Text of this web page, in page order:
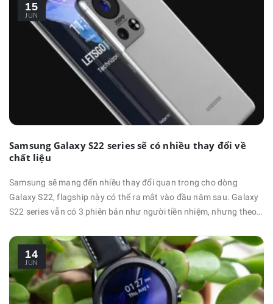
15
JUN
Samsung Galaxy S22 series sẽ có nhiều thay đổi về
chất liệu
Samsung sẽ mang đến nhiều thay đổi quan trong cho dòng
Galaxy S22, flagship này có thể ra mắt vào đầu năm sau. Galaxy
S22 series vẫn có 3 phiên bản như người tiền nhiệm, nhưng theo
cao cấp". Nguồn tin tiết lộ rằng Samsung đang có ý định chỉ sử
dụng mặt lưng kính cho mẫu Ultra, Galaxy S22 …
14
JUN